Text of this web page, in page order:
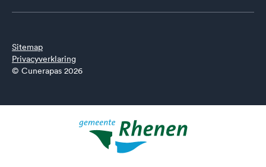
Sitemap
Privacyverklaring
© Cunerapas 2026